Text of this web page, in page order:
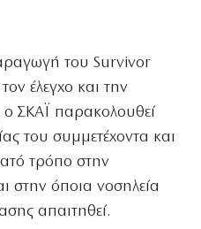
του Survivor
έλεγχο και την
ΣΚΑΪ παρακολουθεί
του συμμετέχοντα και
τρόπο στην
στην όποια νοσηλεία
απαιτηθεί.